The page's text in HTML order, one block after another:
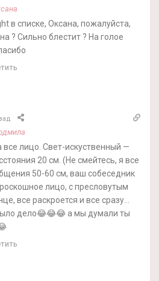
в списке, Оксана, пожалуйста,
? Сильно блестит ? На голое
лицо. Свет-искуственный —
20 см. (Не смейтесь, я все
50-60 см, ваш собеседник
лицо, с пресловутым
все раскроется и все сразу…
дело😂😂😂 а мы думали ты